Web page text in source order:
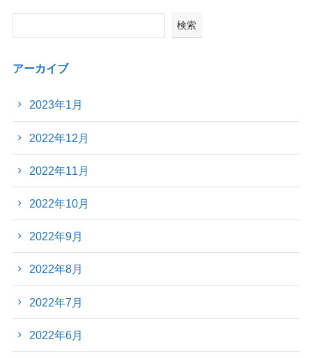
検索
アーカイブ
2023年1月
2022年12月
2022年11月
2022年10月
2022年9月
2022年8月
2022年7月
2022年6月